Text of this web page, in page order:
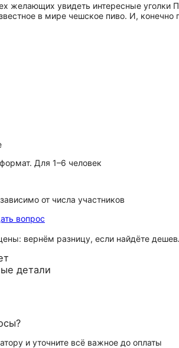
желающих увидеть интересные уголки
в мире чешское пиво. И, конечно
Для 1–6 человек
от числа участников
вопрос
вернём разницу, если найдёте
детали
и уточните всё важное до оплаты